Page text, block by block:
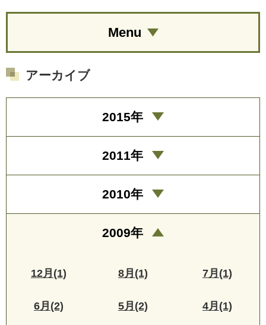
Menu
アーカイブ
2015年
2011年
2010年
2009年
12月(1) 8月(1) 7月(1)
6月(2) 5月(2) 4月(1)